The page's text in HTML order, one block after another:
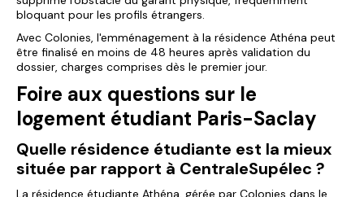
bloquant pour les profils étrangers.
Avec Colonies, l'emménagement à la résidence Athéna peut
être finalisé en moins de 48 heures après validation du
dossier, charges comprises dès le premier jour.
Foire aux questions sur le
logement étudiant Paris-Saclay
Quelle résidence étudiante est la mieux
située par rapport à CentraleSupélec ?
La résidence étudiante Athéna, gérée par Colonies dans le